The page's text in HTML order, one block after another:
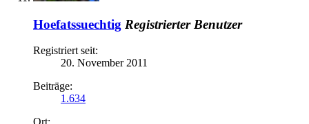
Hoefatssuechtig Registrierter Benutzer
Registriert seit:
20. November 2011
Beiträge:
1.634